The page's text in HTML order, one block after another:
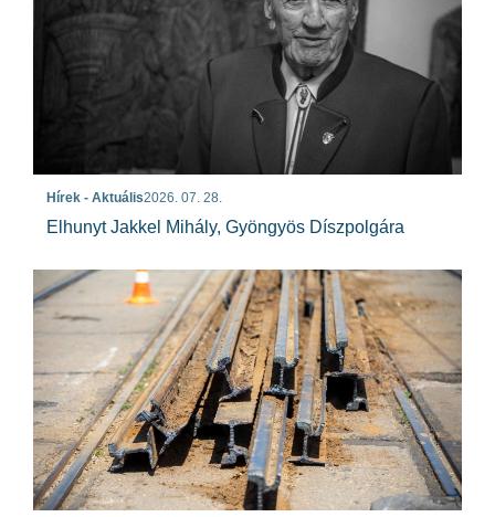
Hírek - Aktuális2026. 07. 28.
Elhunyt Jakkel Mihály, Gyöngyös Díszpolgára